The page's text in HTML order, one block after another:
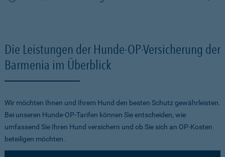
Die Leistungen der Hunde-OP-Versicherung der
Barmenia im Überblick
Wir möchten Ihnen und Ihrem Hund den besten Schutz gewährleisten.
Bei unseren Hunde-OP-Tarifen können Sie entscheiden, wie
umfassend Sie Ihren Hund versichern und ob Sie sich an OP-Kosten
beteiligen möchten.